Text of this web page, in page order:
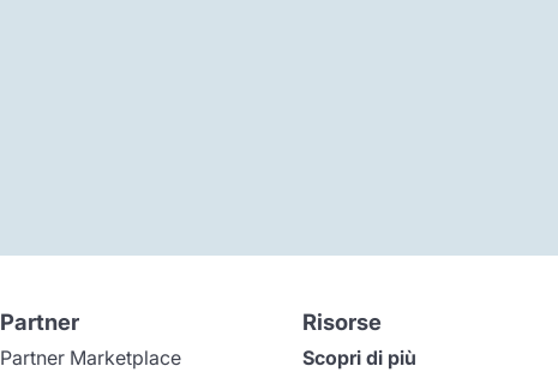
Partner
Partner Marketplace
Risorse
Scopri di più